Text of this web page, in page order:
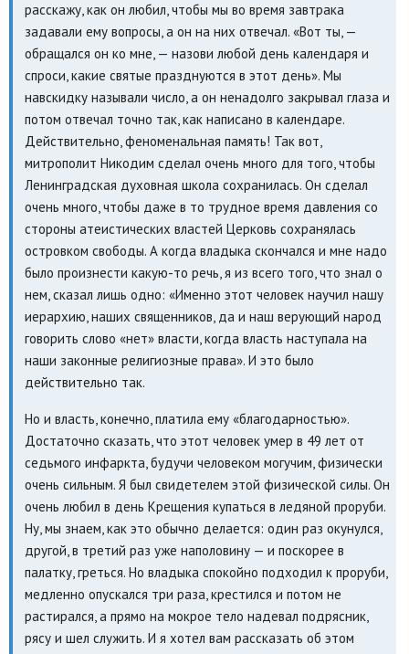
расскажу, как он любил, чтобы мы во время завтрака
задавали ему вопросы, а он на них отвечал. «Вот ты, —
обращался он ко мне, — назови любой день календаря и
спроси, какие святые празднуются в этот день». Мы
навскидку называли число, а он ненадолго закрывал глаза и
потом отвечал точно так, как написано в календаре.
Действительно, феноменальная память! Так вот,
митрополит Никодим сделал очень много для того, чтобы
Ленинградская духовная школа сохранилась. Он сделал
очень много, чтобы даже в то трудное время давления со
стороны атеистических властей Церковь сохранялась
островком свободы. А когда владыка скончался и мне надо
было произнести какую-то речь, я из всего того, что знал о
нем, сказал лишь одно: «Именно этот человек научил нашу
иерархию, наших священников, да и наш верующий народ
говорить слово «нет» власти, когда власть наступала на
наши законные религиозные права». И это было
действительно так.
Но и власть, конечно, платила ему «благодарностью».
Достаточно сказать, что этот человек умер в 49 лет от
седьмого инфаркта, будучи человеком могучим, физически
очень сильным. Я был свидетелем этой физической силы. Он
очень любил в день Крещения купаться в ледяной проруби.
Ну, мы знаем, как это обычно делается: один раз окунулся,
другой, в третий раз уже наполовину — и поскорее в
палатку, греться. Но владыка спокойно подходил к проруби,
медленно опускался три раза, крестился и потом не
растирался, а прямо на мокрое тело надевал подрясник,
рясу и шел служить. И я хотел вам рассказать об этом